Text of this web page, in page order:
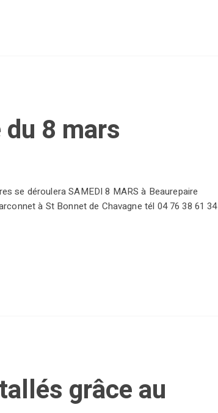
8 mars
se déroulera SAMEDI 8 MARS à Beaurepaire
à St Bonnet de Chavagne tél 04 76 38 61 34
grâce au